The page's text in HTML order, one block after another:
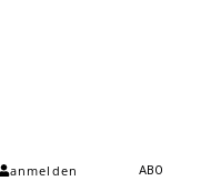
anmelden ABO